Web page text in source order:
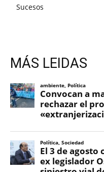
Sucesos
MÁS LEIDAS